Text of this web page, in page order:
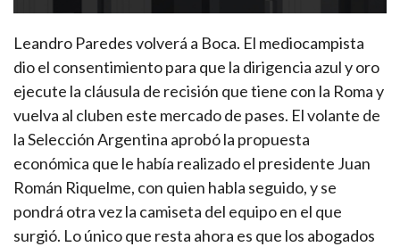
Leandro Paredes volverá a Boca. El mediocampista
dio el consentimiento para que la dirigencia azul y oro
ejecute la cláusula de recisión que tiene con la Roma y
vuelva al cluben este mercado de pases. El volante de
la Selección Argentina aprobó la propuesta
económica que le había realizado el presidente Juan
Román Riquelme, con quien habla seguido, y se
pondrá otra vez la camiseta del equipo en el que
surgió. Lo único que resta ahora es que los abogados